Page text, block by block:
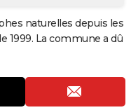
naturelles depuis les
1999. La commune a dû